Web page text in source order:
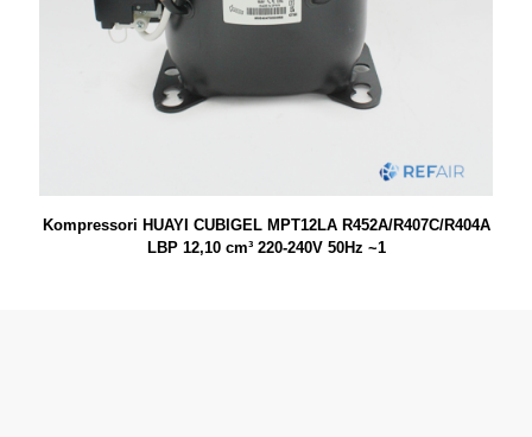
Kompressori HUAYI CUBIGEL MPT12LA R452A/R407C/R404A
LBP 12,10 cm³ 220-240V 50Hz ~1